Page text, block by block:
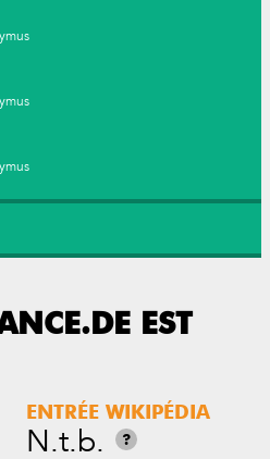
EST
ENTRÉE WIKIPÉDIA
N.t.b. ?